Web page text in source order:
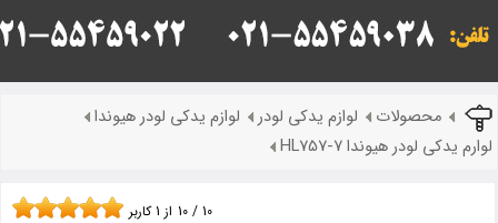
محصولات لوازم یدکی لودر
لوازم یدکی لودر هیوندا
لوارم یدکی لودر هیوندا HL757-7
10 / 10 از 1کاربر